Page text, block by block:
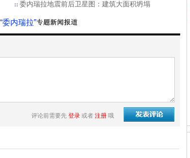
委内瑞拉地震前后卫星图：建筑大面积坍塌
“委内瑞拉”
评论前需要先 登录 或者 注册 哦